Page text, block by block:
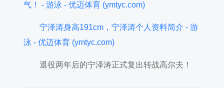
气！ - 游泳 - 优迈体育 (ymtyc.com)
宁泽涛身高191cm，宁泽涛个人资料简介 - 游
泳 - 优迈体育 (ymtyc.com)
退役两年后的宁泽涛正式复出转战高尔夫！